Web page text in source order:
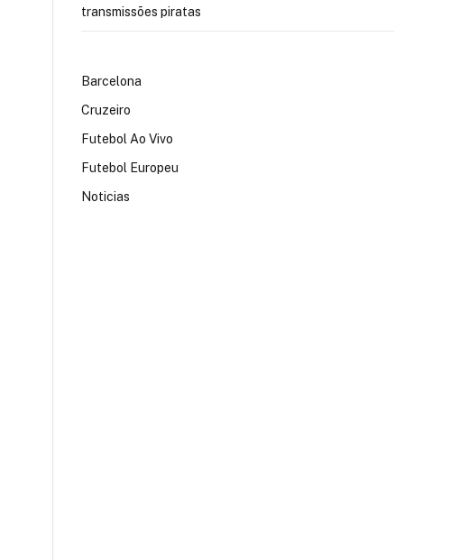
transmissões piratas
Barcelona
Cruzeiro
Futebol Ao Vivo
Futebol Europeu
Noticias